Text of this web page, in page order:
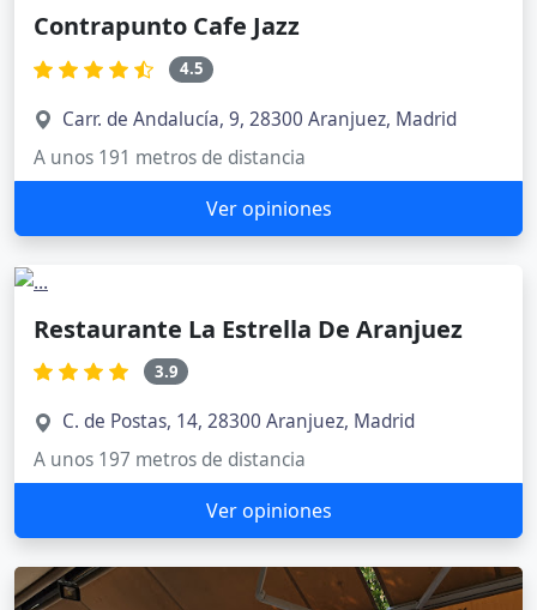
Contrapunto Cafe Jazz
4.5
Carr. de Andalucía, 9, 28300 Aranjuez, Madrid
A unos 191 metros de distancia
Ver opiniones
Restaurante La Estrella De Aranjuez
3.9
C. de Postas, 14, 28300 Aranjuez, Madrid
A unos 197 metros de distancia
Ver opiniones